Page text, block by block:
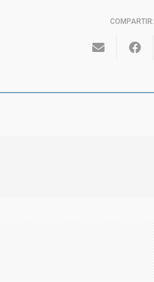
COMPARTIR: